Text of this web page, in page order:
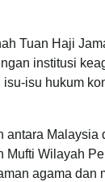
Tuan Haji
institusi
isu hukum
Wilayah
agama dan